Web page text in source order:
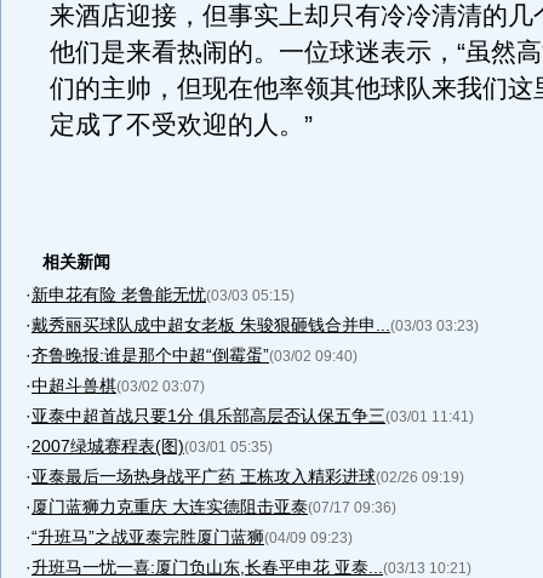
来酒店迎接，但事实上却只有冷冷清清的几
他们是来看热闹的。一位球迷表示，“虽然
们的主帅，但现在他率领其他球队来我们这
定成了不受欢迎的人。”
相关新闻
·新申花有险 老鲁能无忧(03/03 05:15)
·戴秀丽买球队成中超女老板 朱骏狠砸钱合并申... (03/03 03:23)
·齐鲁晚报:谁是那个中超“倒霉蛋”(03/02 09:40)
·中超斗兽棋(03/02 03:07)
·亚泰中超首战只要1分 俱乐部高层否认保五争三(03/01 11:41)
·2007绿城赛程表(图)(03/01 05:35)
·亚泰最后一场热身战平广药 王栋攻入精彩进球(02/26 09:19)
· 厦门蓝狮力克重庆 大连实德阻击亚泰(07/17 09:36)
·“升班马”之战亚泰完胜厦门蓝狮(04/09 09:23)
·升班马一忧一喜:厦门负山东,长春平申花 亚泰... (03/13 10:21)